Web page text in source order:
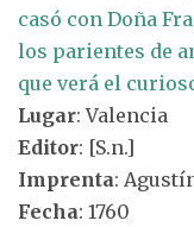
casó con Doña
los parientes de
que verá el
Lugar: Valencia
Editor: [S.n.]
Imprenta:
Fecha: 1760